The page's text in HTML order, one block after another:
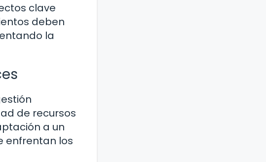
clave
deben
la
de recursos
a un
enfrentan los